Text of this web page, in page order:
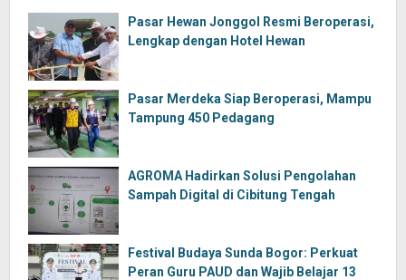
Pasar Hewan Jonggol Resmi Beroperasi,
Lengkap dengan Hotel Hewan
Pasar Merdeka Siap Beroperasi, Mampu
Tampung 450 Pedagang
AGROMA Hadirkan Solusi Pengolahan
Sampah Digital di Cibitung Tengah
Festival Budaya Sunda Bogor: Perkuat
Peran Guru PAUD dan Wajib Belajar 13